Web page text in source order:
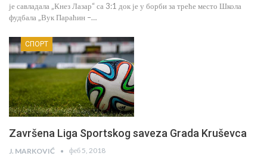
је савладала „Кнез Лазар“ са 3:1 док је у борби за треће место Школа
фудбала „Вук Параћин –…
СПОРТ
Završena Liga Sportskog saveza Grada Kruševca
J. MARKOVIĆ феб 5, 2018